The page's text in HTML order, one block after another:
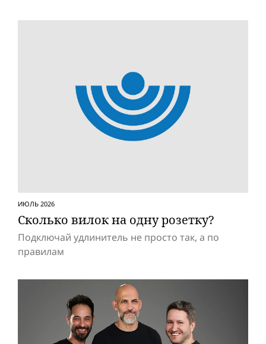
ИЮЛЬ 2026
Сколько вилок на одну розетку?
Подключай удлинитель не просто так, а по
правилам